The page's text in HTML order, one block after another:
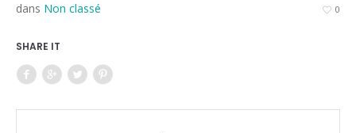
0
dans Non classé
SHARE IT